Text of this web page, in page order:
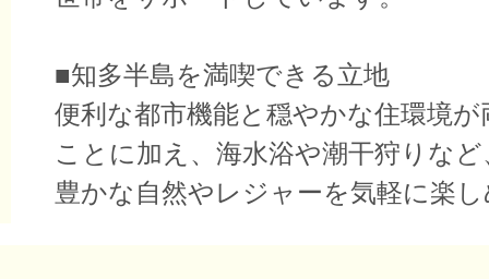
■知多半島を満喫できる立地
便利な都市機能と穏やかな住環境
ことに加え、海水浴や潮干狩りな
豊かな自然やレジャーを気軽に楽